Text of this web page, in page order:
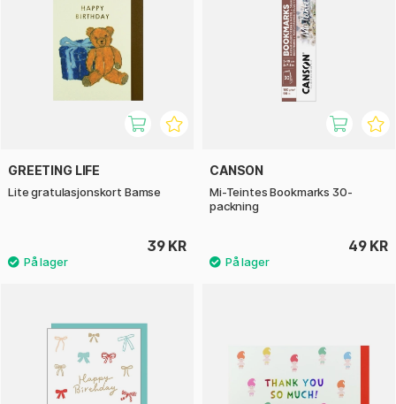
GREETING LIFE
Lite gratulasjonskort Bamse
39 KR
CANSON
Mi-Teintes Bookmarks 30-
packning
49 KR